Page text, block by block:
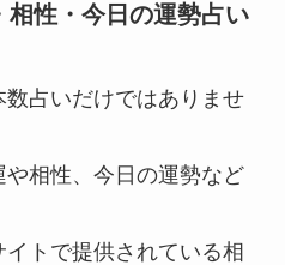
相性・今日の運勢占い
占いだけではありませ
相性、今日の運勢など
トで提供されている相